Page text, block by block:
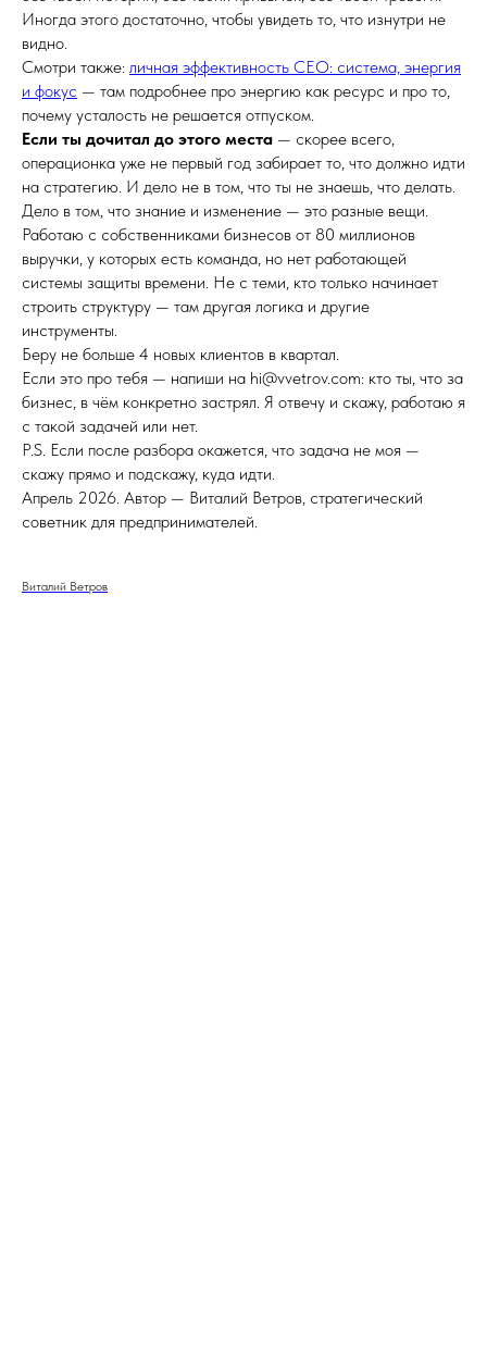
Иногда этого достаточно, чтобы увидеть то, что изнутри не
видно.
Смотри также: личная эффективность CEO: система, энергия
и фокус — там подробнее про энергию как ресурс и про то,
почему усталость не решается отпуском.
Если ты дочитал до этого места — скорее всего,
операционка уже не первый год забирает то, что должно идти
на стратегию. И дело не в том, что ты не знаешь, что делать.
Дело в том, что знание и изменение — это разные вещи.
Работаю с собственниками бизнесов от 80 миллионов
выручки, у которых есть команда, но нет работающей
системы защиты времени. Не с теми, кто только начинает
строить структуру — там другая логика и другие
инструменты.
Беру не больше 4 новых клиентов в квартал.
Если это про тебя — напиши на hi@vvetrov.com: кто ты, что за
бизнес, в чём конкретно застрял. Я отвечу и скажу, работаю я
с такой задачей или нет.
P.S. Если после разбора окажется, что задача не моя —
скажу прямо и подскажу, куда идти.
Апрель 2026. Автор — Виталий Ветров, стратегический
советник для предпринимателей.
Виталий Ветров